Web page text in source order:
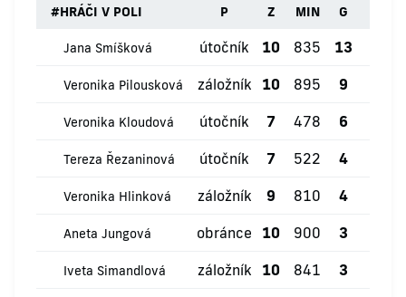
#HRÁČI V POLI P Z MIN G
Jana Smíšková útočník 10 835 13
Veronika Pilousková záložník 10 895 9
Veronika Kloudová útočník 7 478 6
Tereza Řezaninová útočník 7 522 4
Veronika Hlinková záložník 9 810 4
Aneta Jungová obránce 10 900 3
Iveta Simandlová záložník 10 841 3